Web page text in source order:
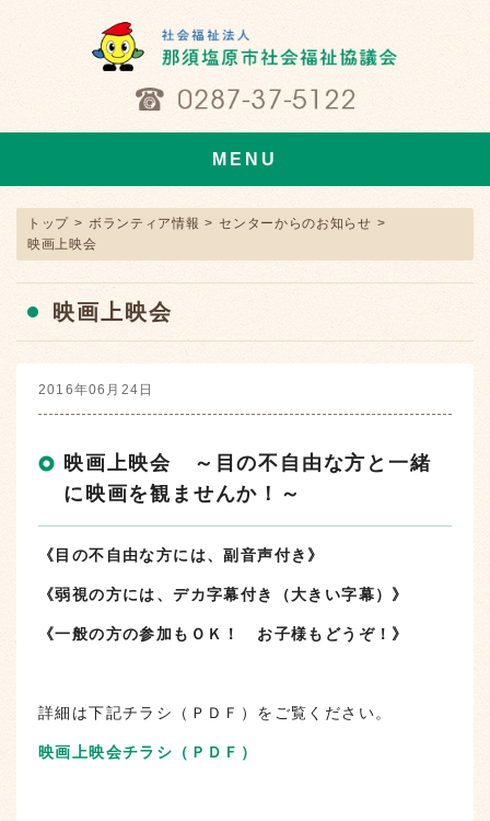
MENU
トップ > ボランティア情報 > センターからのお知らせ >
映画上映会
映画上映会
2016年06月24日
映画上映会 ～目の不自由な方と一緒
に映画を観ませんか！～
《目の不自由な方には、副音声付き》
《弱視の方には、デカ字幕付き（大きい字幕）》
《一般の方の参加もＯＫ！ お子様もどうぞ！》
詳細は下記チラシ（ＰＤＦ）をご覧ください。
映画上映会チラシ（ＰＤＦ）